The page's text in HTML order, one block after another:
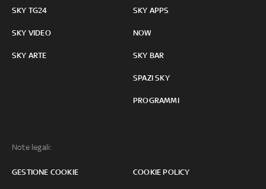
SKY TG24
SKY VIDEO
SKY ARTE
SKY APPS
NOW
SKY BAR
SPAZI SKY
PROGRAMMI
Note legali:
GESTIONE COOKIE COOKIE POLICY